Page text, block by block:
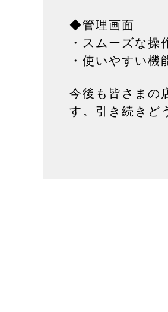
◆管理画面
・スムーズな
・使いやすい機
今後も皆さまの
す。引き続きど